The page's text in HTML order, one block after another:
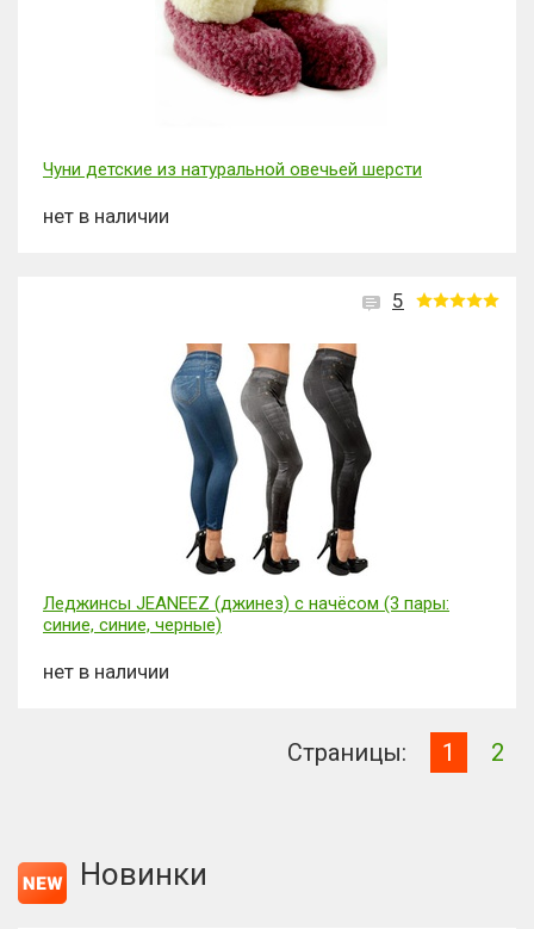
Чуни детские из натуральной овечьей шерсти
нет в наличии
5
Леджинсы JEANEEZ (джинез) с начёсом (3 пары:
синие, синие, черные)
нет в наличии
Страницы: 1 2
Новинки